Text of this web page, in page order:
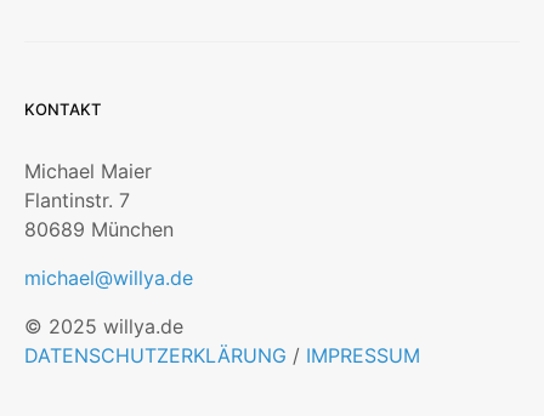
KONTAKT
Michael Maier
Flantinstr. 7
80689 München
michael@willya.de
© 2025 willya.de
DATENSCHUTZERKLÄRUNG / IMPRESSUM